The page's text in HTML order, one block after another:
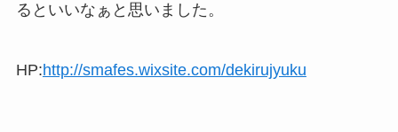
るといいなぁと思いました。
HP:http://smafes.wixsite.com/dekirujyuku